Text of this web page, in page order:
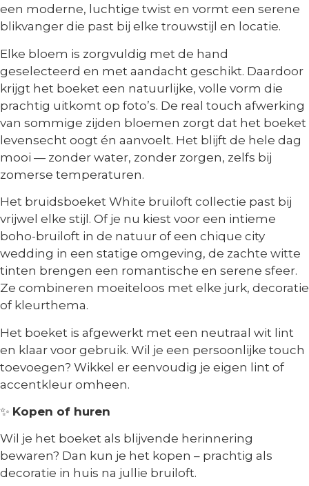
een moderne, luchtige twist en vormt een serene
blikvanger die past bij elke trouwstijl en locatie.
Elke bloem is zorgvuldig met de hand
geselecteerd en met aandacht geschikt. Daardoor
krijgt het boeket een natuurlijke, volle vorm die
prachtig uitkomt op foto’s. De real touch afwerking
van sommige zijden bloemen zorgt dat het boeket
levensecht oogt én aanvoelt. Het blijft de hele dag
mooi — zonder water, zonder zorgen, zelfs bij
zomerse temperaturen.
Het bruidsboeket White bruiloft collectie past bij
vrijwel elke stijl. Of je nu kiest voor een intieme
boho-bruiloft in de natuur of een chique city
wedding in een statige omgeving, de zachte witte
tinten brengen een romantische en serene sfeer.
Ze combineren moeiteloos met elke jurk, decoratie
of kleurthema.
Het boeket is afgewerkt met een neutraal wit lint
en klaar voor gebruik. Wil je een persoonlijke touch
toevoegen? Wikkel er eenvoudig je eigen lint of
accentkleur omheen.
✨ Kopen of huren
Wil je het boeket als blijvende herinnering
bewaren? Dan kun je het kopen – prachtig als
decoratie in huis na jullie bruiloft.